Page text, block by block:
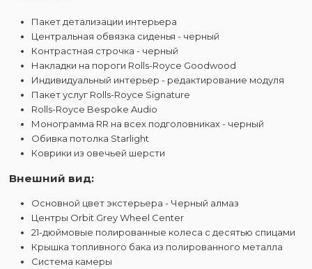
Пакет детализации интерьера
Центральная обвязка сиденья - черный
Контрастная строчка - черный
Накладки на пороги Rolls-Royce Goodwood
Индивидуальный интерьер - редактирование модуля
Пакет услуг Rolls-Royce Signature
Rolls-Royce Bespoke Audio
Монограмма RR на всех подголовниках - черный
Обивка потолка Starlight
Коврики из овечьей шерсти
Внешний вид:
Основной цвет экстерьера - Черный алмаз
Центры Orbit Grey Wheel Center
21-дюймовые полированные колеса с десятью спицами
Крышка топливного бака из полированного металла
Система камеры